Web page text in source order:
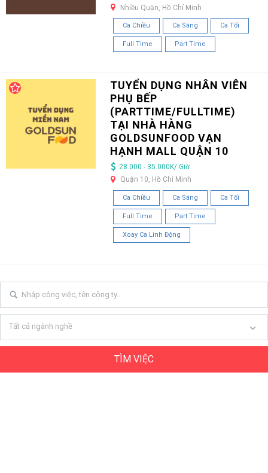
Nhiều Quận, Hồ Chí Minh
Ca Chiều Ca Sáng Ca Tối
Full Time Part Time
TUYỂN DỤNG NHÂN VIÊN
PHỤ BẾP
(PARTTIME/FULLTIME)
TẠI NHÀ HÀNG
GOLDSUNFOOD VẠN
HẠNH MALL QUẬN 10
28.000 - 35.000K/ Giờ
Quận 10, Hồ Chí Minh
Ca Chiều Ca Sáng Ca Tối
Full Time Part Time
Xoay Ca Linh Động
Tất cả ngành nghề